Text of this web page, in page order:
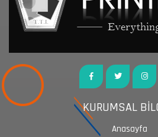
KURUMSAL
Anasayfa